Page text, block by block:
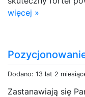
więcej »
Dodano: 13 lat 2
Zastanawiają się